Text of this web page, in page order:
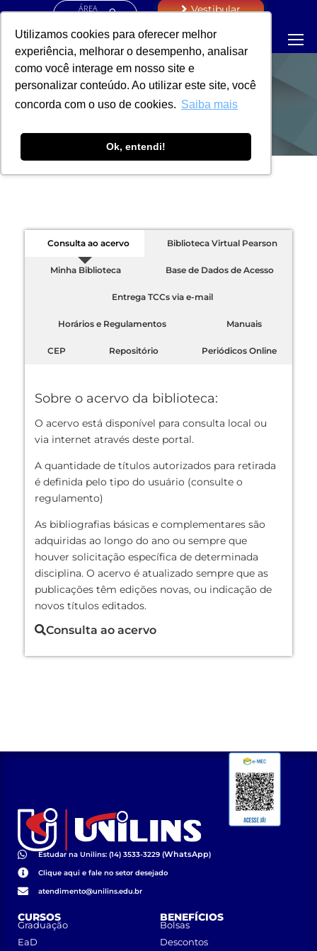
Utilizamos cookies para oferecer melhor
experiência, melhorar o desempenho, analisar
como você interage em nosso site e
personalizar conteúdo. Ao utilizar este site, você
concorda com o uso de cookies. Saiba mais
Ok, entendi!
ÁREA
Vestibular
BIBLIOTECA
Consulta ao acervo Biblioteca Virtual Pearson
Minha Biblioteca Base de Dados de Acesso
Entrega TCCs via e-mail
Horários e Regulamentos Manuais
CEP Repositório Periódicos Online
Sobre o acervo da biblioteca:
O acervo está disponível para consulta local ou
via internet através deste portal.
A quantidade de títulos autorizados para retirada
é definida pelo tipo do usuário (consulte o
regulamento)
As bibliografias básicas e complementares são
adquiridas ao longo do ano ou sempre que
houver solicitação específica de determinada
disciplina. O acervo é atualizado sempre que as
publicações têm edições novas, ou indicação de
novos títulos editados.
Consulta ao acervo
Estudar na Unilins: (14) 3533-3229 (WhatsApp)
Clique aqui e fale no setor desejado
atendimento@unilins.edu.br
CURSOS
Graduação
EaD
BENEFÍCIOS
Bolsas
Descontos